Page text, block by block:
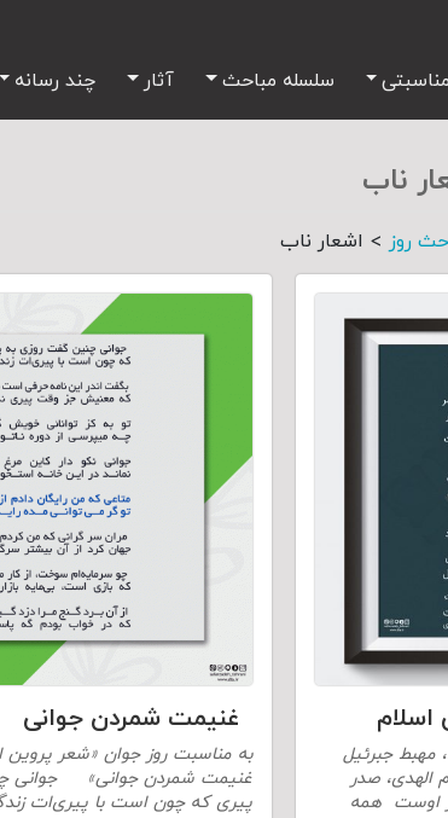
مناسبتی سلسله مباحث آثار چند رسانه
ناب
روز > اشعار ناب
اسلام
مهبط جبرئیل
الهدی، صدر
اوست همه
غنیمت شمردن جوانی
به مناسبت روز جوان «شعر پروین
غنیمت شمردن جوانی» جوانی
پیری که چون است با پیری‌ات